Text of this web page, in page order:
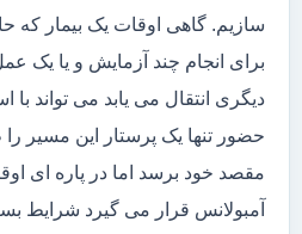
سازیم. گاهی اوقات یک بیمار که
برای انجام چند آزمایش و یا یک
دیگری انتقال می یابد می تواند با
حضور تنها یک پرستار این مسیر
مقصد خود برسد اما در پاره ای
آمبولانس قرار می گیرد شرایط